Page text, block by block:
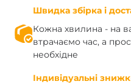
Швидка збірка і
Кожна хвилина - на
втрачаємо час, а
необхідне
Індивідуальні